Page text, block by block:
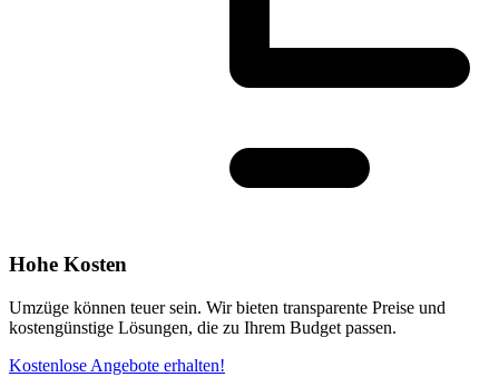
Hohe Kosten
Umzüge können teuer sein. Wir bieten transparente Preise und
kostengünstige Lösungen, die zu Ihrem Budget passen.
Kostenlose Angebote erhalten!